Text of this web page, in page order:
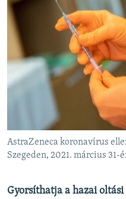
DEMOKRÁCIA
A PÉNZ NYOMÁBAN
EURÓPAI UNIÓ
VILÁG
KLÍMAVÁLTOZÁS
A MÚLT TANULSÁGAI
KÖVESSEN MINKET!
AstraZeneca koronavírus
Szegeden, 2021. március 31-
Gyorsíthatja a hazai